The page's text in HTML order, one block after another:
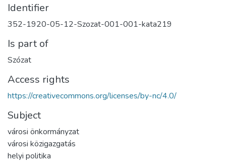
Identifier
352-1920-05-12-Szozat-001-001-kata219
Is part of
Szózat
Access rights
https://creativecommons.org/licenses/by-nc/4.0/
Subject
városi önkormányzat
városi közigazgatás
helyi politika